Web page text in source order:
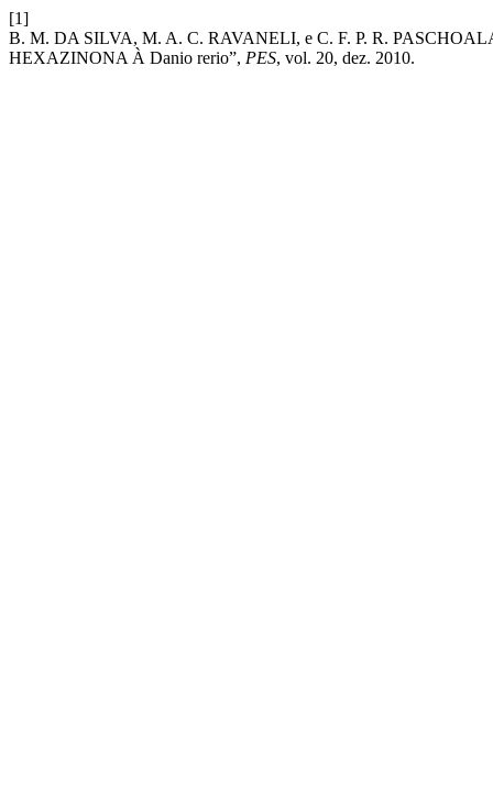
[1]
B. M. DA SILVA, M. A. C. RAVANELI, e C. F. P. R.
HEXAZINONA À Danio rerio”, PES, vol. 20, dez. 2010.